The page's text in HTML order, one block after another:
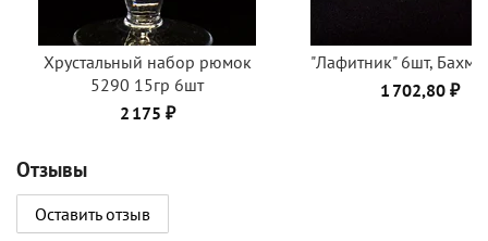
Хрустальный набор рюмок
5290 15гр 6шт
2 175 ₽
"Лафитник" 6шт,
1 702,80 ₽
Отзывы
Оставить отзыв